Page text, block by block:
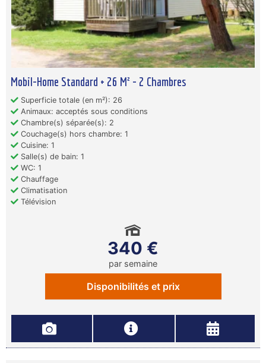
Mobil-Home Standard + 26 M² - 2 Chambres
Superficie totale (en m²): 26
Animaux: acceptés sous conditions
Chambre(s) séparée(s): 2
Couchage(s) hors chambre: 1
Cuisine: 1
Salle(s) de bain: 1
WC: 1
Chauffage
Climatisation
Télévision
340 €
par semaine
Disponibilités et prix